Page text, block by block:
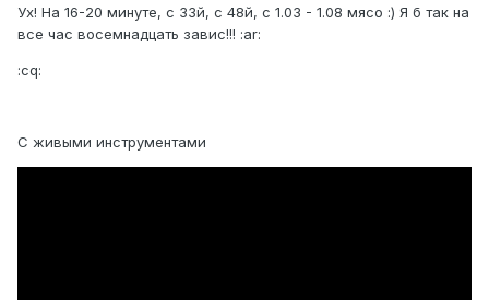
Ух! На 16-20 минуте, с 33й, с 48й, с 1.03 - 1.08 мясо :) Я б так на
все час восемнадцать завис!!! :ar:
:cq:
С живыми инструментами